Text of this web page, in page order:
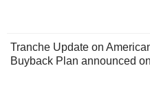
Tranche Update on
Buyback Plan announced